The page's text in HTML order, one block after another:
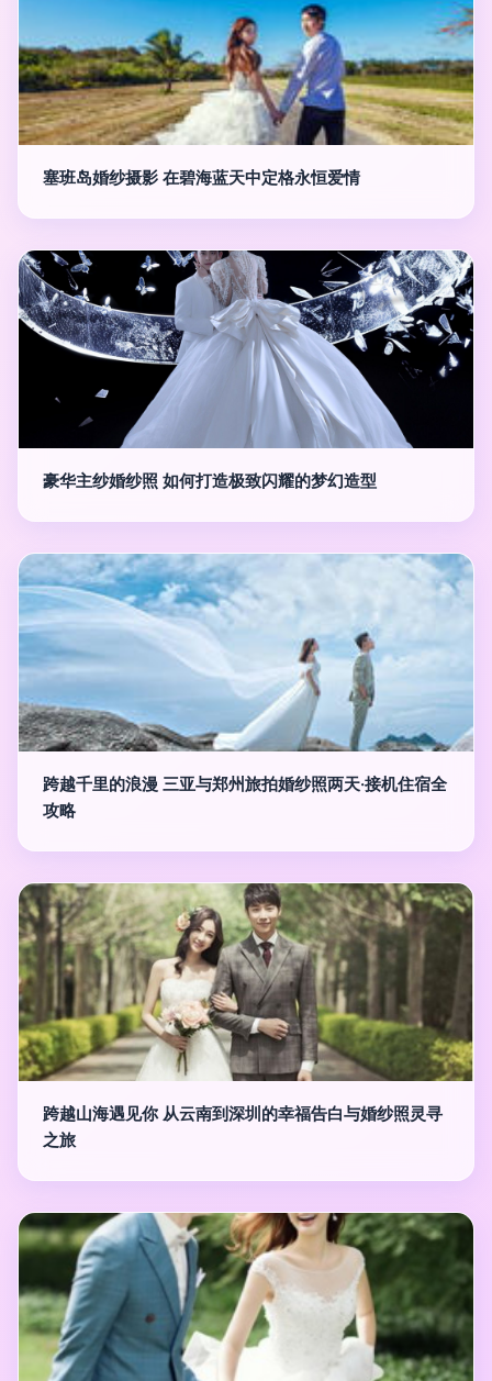
塞班岛婚纱摄影 在碧海蓝天中定格永恒爱情
豪华主纱婚纱照 如何打造极致闪耀的梦幻造型
跨越千里的浪漫 三亚与郑州旅拍婚纱照两天·接机住宿全
攻略
跨越山海遇见你 从云南到深圳的幸福告白与婚纱照灵寻
之旅